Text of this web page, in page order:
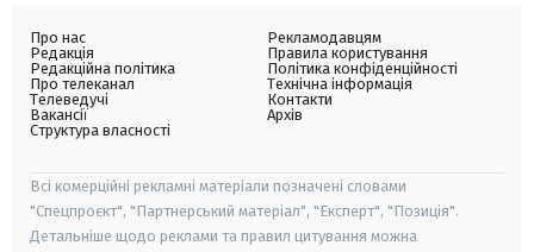
Про нас
Редакція
Редакційна політика
Про телеканал
Телеведучі
Вакансії
Структура власності
Рекламодавцям
Правила користування
Політика конфіденційності
Технічна інформація
Контакти
Архів
Всі комерційні рекламні матеріали позначені словами
"Спецпроєкт", "Партнерський матеріал", "Експерт", "Позиція".
Детальніше щодо реклами та правил цитування можна